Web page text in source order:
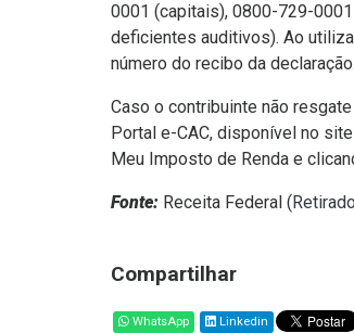
0001 (capitais), 0800-729-
deficientes auditivos). Ao
número do recibo da
Caso o contribuinte não
Portal e-CAC, disponível no
Meu Imposto de Renda e
Fonte: Receita Federal (
Compartilhar
WhatsApp Linkedin